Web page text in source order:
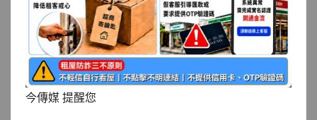
今傳媒 提醒您